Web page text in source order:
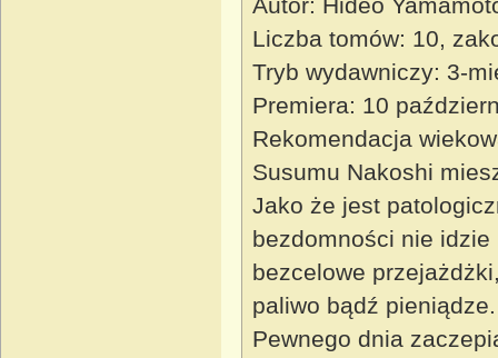
Liczba tomów: 10,
Tryb wydawniczy: 3-
Premiera: 10
Rekomendacja
Susumu Nakoshi
Jako że jest
bezdomności nie
bezcelowe
paliwo bądź pieniądze.
Pewnego dnia